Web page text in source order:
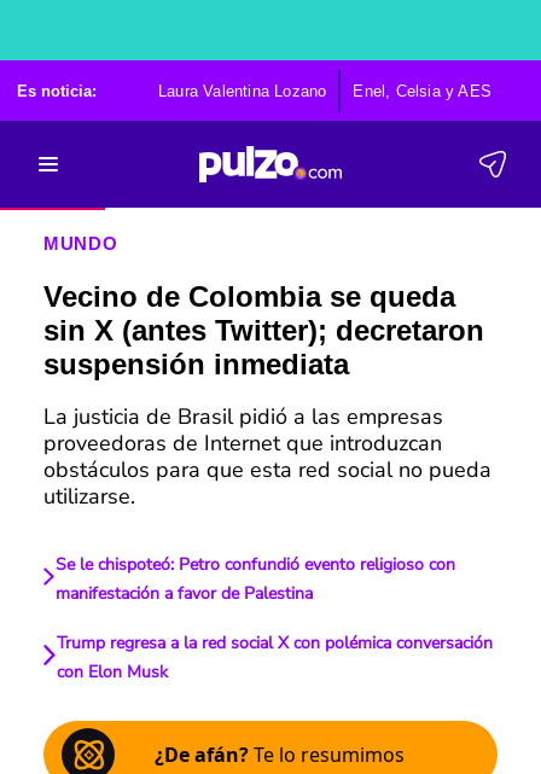
Es noticia: Laura Valentina Lozano Enel, Celsia y AES
MUNDO
Vecino de Colombia se queda
sin X (antes Twitter); decretaron
suspensión inmediata
La justicia de Brasil pidió a las empresas
proveedoras de Internet que introduzcan
obstáculos para que esta red social no pueda
utilizarse.
Se le chispoteó: Petro confundió evento religioso con
manifestación a favor de Palestina
Trump regresa a la red social X con polémica conversación
con Elon Musk
¿De afán?Te lo resumimos